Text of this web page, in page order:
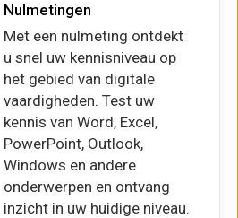
Nulmetingen
Met een nulmeting ontdekt
u snel uw kennisniveau op
het gebied van digitale
vaardigheden. Test uw
kennis van Word, Excel,
PowerPoint, Outlook,
Windows en andere
onderwerpen en ontvang
inzicht in uw huidige niveau.